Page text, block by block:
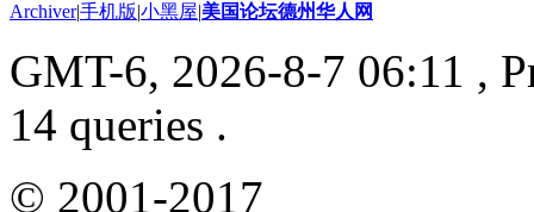
Archiver|手机版|小黑屋|美国论坛德州华人网
GMT-6, 2026-8-7 06:11 ,
14 queries .
© 2001-2017